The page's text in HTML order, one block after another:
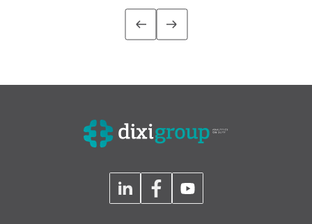
муніципальних енергетичних планів (МЕП): аналізуватиме
їхні стратегічні документи, проводитиме навчальні сесії та
надаватиме індивідуальні консультації. Офіційним стартом